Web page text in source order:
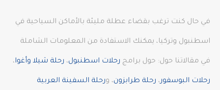
في حال كنت ترغب بقضاء عطلة مليئة بالأماكن السياحية في
اسطنبول وتركيا، يمكنك الاستفادة من المعلومات الشاملة
في مقالاتنا حول: حول برامج رحلات اسطنبول، رحلة شيلا وأغوا،
رحلات البوسفور، رحلة طرابزون، ورحلة السفينة العربية